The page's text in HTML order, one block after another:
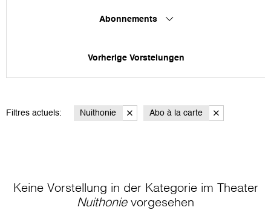
Abonnements
Vorherige Vorstelungen
Filtres actuels: Nuithonie Abo à la carte
Keine Vorstellung in der Kategorie im Theater
Nuithonievorgesehen